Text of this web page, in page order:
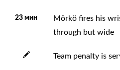
23 мин
Mörkö fires his
through but wide
Team penalty is